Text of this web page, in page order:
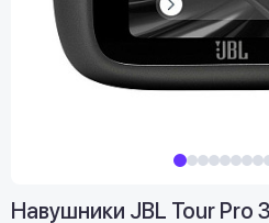
Навушники JBL Tour Pro